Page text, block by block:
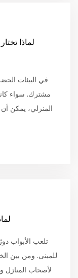
لماذا
في البيئات
مشترك. سواء
المنزلي، يمكن أن
تلعب الأبواب
لأصحاب